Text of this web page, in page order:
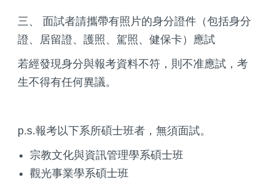
三、 面試者請攜帶有照片的身分證件（包括身分
證、居留證、護照、駕照、健保卡）應試
若經發現身分與報考資料不符，則不准應試，考
生不得有任何異議。
p.s.報考以下系所碩士班者，無須面試。
宗教文化與資訊管理學系碩士班
觀光事業學系碩士班